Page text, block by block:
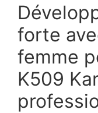
forte
femme
K509